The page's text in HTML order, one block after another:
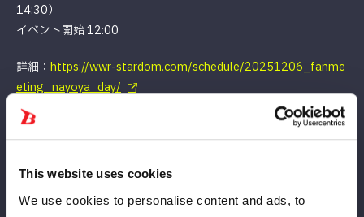
This website uses cookies
We use cookies to personalise content and ads, to
14:30）
イベント開始 12:00
詳細： https://wwr-stardom.com/schedule/20251206_fanme
eting_nayoya_day/
※出演選手・詳細等は後日告知いたします。
Night～』